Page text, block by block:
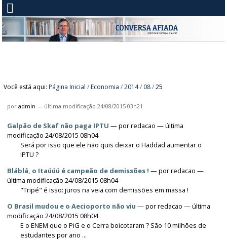
Você está aqui: Página Inicial / Economia /2014/ 08 /25
poradmin — última modificação 24/08/2015 03h21
Galpão de Skaf não paga IPTU —porredacao — última
modificação 24/08/2015 08h04
Será por isso que ele não quis deixar o Haddad aumentar o
IPTU ?
Bláblá, o Itaúúú é campeão de demissões ! —porredacao —
última modificação 24/08/2015 08h04
"Tripé" é isso: juros na veia com demissões em massa !
O Brasil mudou e o Aecioporto não viu —porredacao — última
modificação 24/08/2015 08h04
E o ENEM que o PiG e o Cerra boicotaram ? São 10 milhões de
estudantes por ano ...